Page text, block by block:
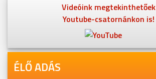
Videóink megtekinthetőek
Youtube-csatornánkon is!
ÉLŐ ADÁS